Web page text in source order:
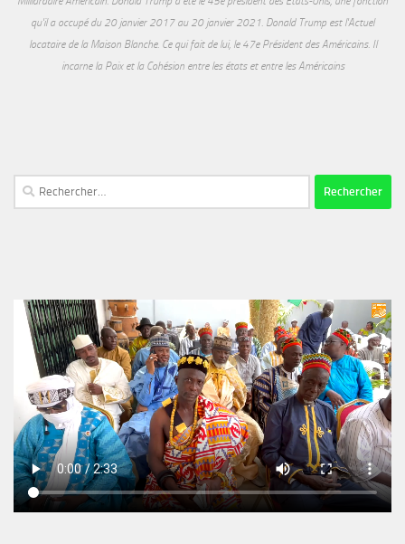
qu'il a occupé du 20 janvier 2017 au 20 janvier 2021. Donald Trump est l'Actuel
locataire de la Maison Blanche. Ce qui fait de lui, le 47e Président des Américains. Il
incarne la Paix et la Cohésion entre les états et entre les Américains
Rechercher :